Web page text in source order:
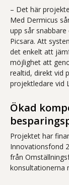
– Det här
Med Dermicus
upp sår
Picsara. Att
det enkelt att
möjlighet att
realtid, direkt vid
projektledare vid
Ökad
Projektet har
Innovationsfond
från
konsultationerna